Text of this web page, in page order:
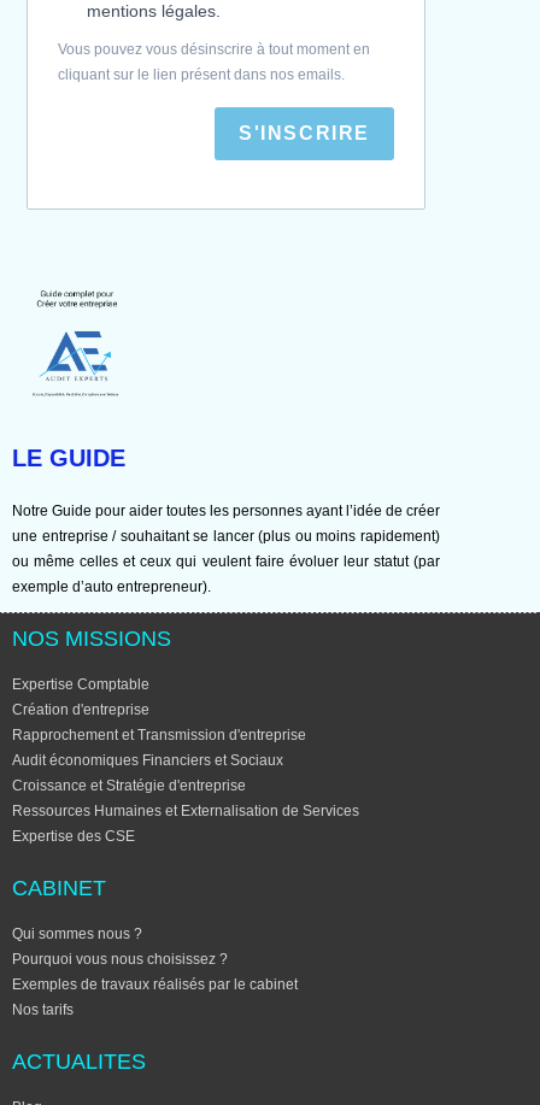
mentions légales.
Vous pouvez vous désinscrire à tout moment en
cliquant sur le lien présent dans nos emails.
S'INSCRIRE
LE GUIDE
Notre Guide pour aider toutes les personnes ayant l’idée de créer
une entreprise / souhaitant se lancer (plus ou moins rapidement)
ou même celles et ceux qui veulent faire évoluer leur statut (par
exemple d’auto entrepreneur).
NOS MISSIONS
Expertise Comptable
Création d'entreprise
Rapprochement et Transmission d'entreprise
Audit économiques Financiers et Sociaux
Croissance et Stratégie d'entreprise
Ressources Humaines et Externalisation de Services
Expertise des CSE
CABINET
Qui sommes nous ?
Pourquoi vous nous choisissez ?
Exemples de travaux réalisés par le cabinet
Nos tarifs
ACTUALITES